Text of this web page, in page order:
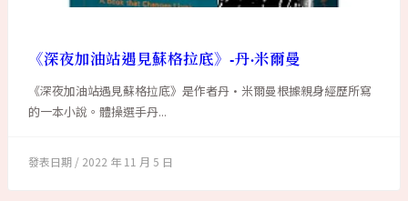
《深夜加油站遇見蘇格拉底》-丹·米爾曼
《深夜加油站遇見蘇格拉底》是作者丹·米爾曼根據親身經歷所寫
的一本小說。體操選手丹...
2022 年 11 月 5 日